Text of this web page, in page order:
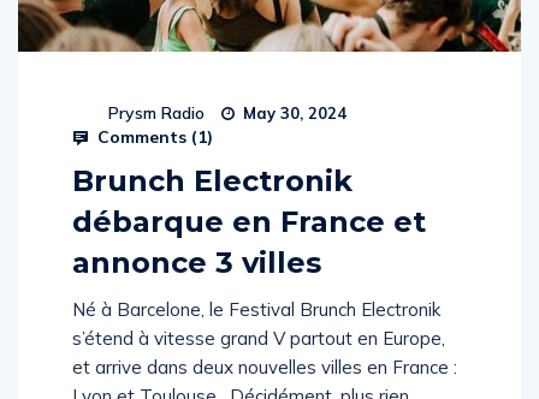
Prysm Radio May 30, 2024
Comments (1)
Brunch Electronik
débarque en France et
annonce 3 villes
Né à Barcelone, le Festival Brunch Electronik
s’étend à vitesse grand V partout en Europe,
et arrive dans deux nouvelles villes en France :